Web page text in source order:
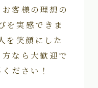
客様の理想の
を実感できま
を笑顔にした
なら大歓迎で
ださい！